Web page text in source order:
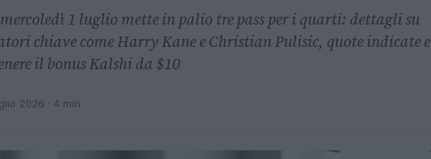
1 luglio mette in palio tre pass per i quarti: dettagli su
chiave come Harry Kane e Christian Pulisic, quote indicate e
il bonus Kalshi da $10
2026 · 4 min